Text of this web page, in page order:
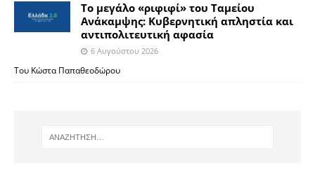
Το μεγάλο «ριφιφί» του Ταμείου
Ανάκαμψης: Κυβερνητική απληστία και
αντιπολιτευτική αφασία
6 Αυγούστου 2026
Του Κώστα Παπαθεοδώρου